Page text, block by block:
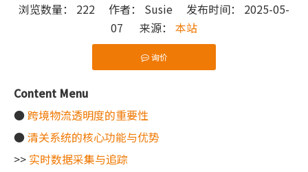
浏览数量： 222 作者： Susie 发布时间： 2025-05-
07 来源： 本站
询价
["wechat"]
Content Menu
●跨境物流透明度的重要性
●清关系统的核心功能与优势
>> 实时数据采集与追踪